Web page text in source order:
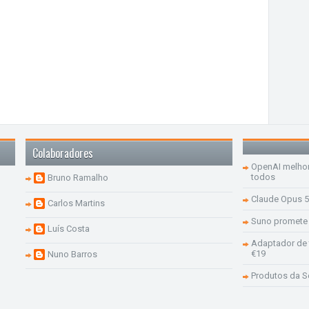
Colaboradores
Bruno Ramalho
Carlos Martins
Luís Costa
Nuno Barros
OpenAI
todos
Claude Opus
Suno
Adaptador de
€19
Produtos da